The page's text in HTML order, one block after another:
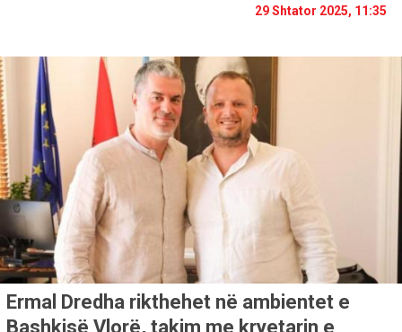
29 Shtator 2025, 11:35
Ermal Dredha rikthehet në ambientet e
Bashkisë Vlorë, takim me kryetarin e